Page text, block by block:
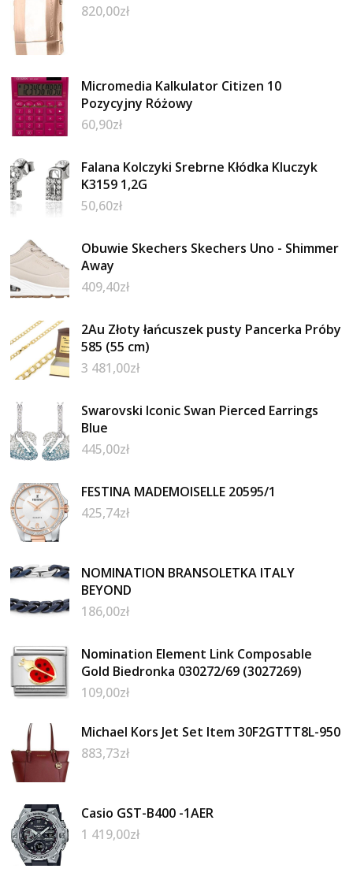
820,00zł
Micromedia Kalkulator Citizen 10
Pozycyjny Różowy
60,90zł
Falana Kolczyki Srebrne Kłódka Kluczyk
K3159 1,2G
50,60zł
Obuwie Skechers Skechers Uno - Shimmer
Away
409,40zł
2Au Złoty łańcuszek pusty Pancerka Próby
585 (55 cm)
3 481,00zł
Swarovski Iconic Swan Pierced Earrings
Blue
445,00zł
FESTINA MADEMOISELLE 20595/1
425,74zł
NOMINATION BRANSOLETKA ITALY
BEYOND
186,00zł
Nomination Element Link Composable
Gold Biedronka 030272/69 (3027269)
109,00zł
Michael Kors Jet Set Item 30F2GTTT8L-950
883,73zł
Casio GST-B400 -1AER
1 419,00zł